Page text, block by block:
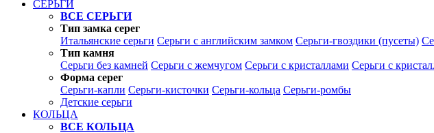
СЕРЬГИ
ВСЕ СЕРЬГИ
Тип замка серег
Итальянские серьги Серьги с английским замком Серьги-гвоздики (пусеты)
Тип камня
Серьги без камней Серьги с жемчугом Серьги с кристаллами Серьги с
Форма серег
Серьги-капли Серьги-кисточки Серьги-кольца Серьги-ромбы
Детские серьги
КОЛЬЦА
ВСЕ КОЛЬЦА